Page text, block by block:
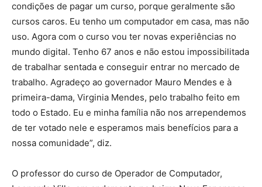
condições de pagar um curso, porque geralmente são
cursos caros. Eu tenho um computador em casa, mas não
uso. Agora com o curso vou ter novas experiências no
mundo digital. Tenho 67 anos e não estou impossibilitada
de trabalhar sentada e conseguir entrar no mercado de
trabalho. Agradeço ao governador Mauro Mendes e à
primeira-dama, Virginia Mendes, pelo trabalho feito em
todo o Estado. Eu e minha família não nos arrependemos
de ter votado nele e esperamos mais benefícios para a
nossa comunidade”, diz.
O professor do curso de Operador de Computador,